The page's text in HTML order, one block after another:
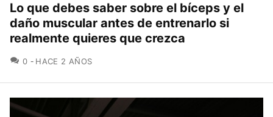
Lo que debes saber sobre el bíceps y el
daño muscular antes de entrenarlo si
realmente quieres que crezca
0 COMENTARIOS
HACE 2 AÑOS